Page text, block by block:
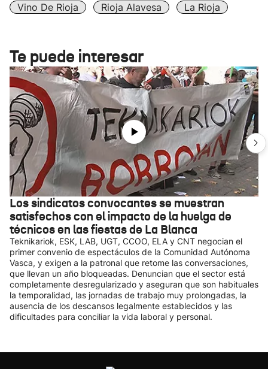
Vino De Rioja Rioja Alavesa La Rioja
Te puede interesar
Los sindicatos convocantes se muestran
satisfechos con el impacto de la huelga de
técnicos en las fiestas de La Blanca
Teknikariok, ESK, LAB, UGT, CCOO, ELA y CNT negocian el
primer convenio de espectáculos de la Comunidad Autónoma
Vasca, y exigen a la patronal que retome las conversaciones,
que llevan un año bloqueadas. Denuncian que el sector está
completamente desregularizado y aseguran que son habituales
la temporalidad, las jornadas de trabajo muy prolongadas, la
ausencia de los descansos legalmente establecidos y las
dificultades para conciliar la vida laboral y personal.